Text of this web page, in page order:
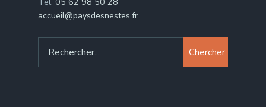
accueil@paysdesnestes.fr
Chercher